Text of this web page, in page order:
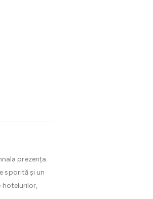
prezența
sporită și un
hotelurilor,